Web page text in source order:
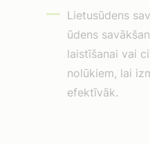
Lietusūdens
ūdens
laistīšanai vai
nolūkiem, lai
efektīvāk.